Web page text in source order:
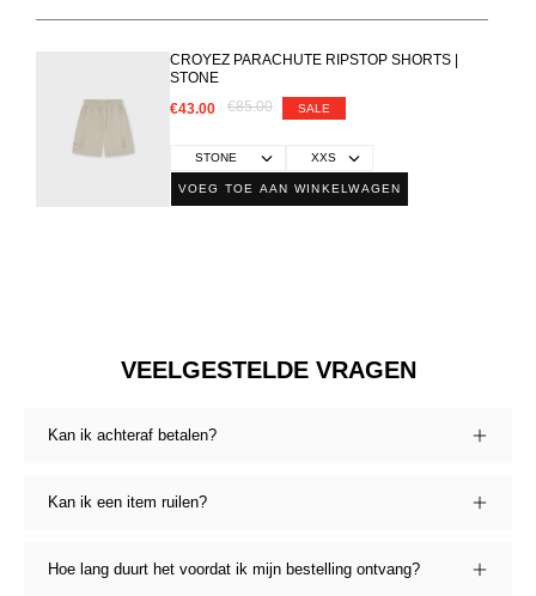
CROYEZ PARACHUTE RIPSTOP SHORTS |
STONE
€43.00
€85.00 SALE
VOEG TOE AAN WINKELWAGEN
VEELGESTELDE VRAGEN
Kan ik achteraf betalen?
Kan ik een item ruilen?
Hoe lang duurt het voordat ik mijn bestelling ontvang?